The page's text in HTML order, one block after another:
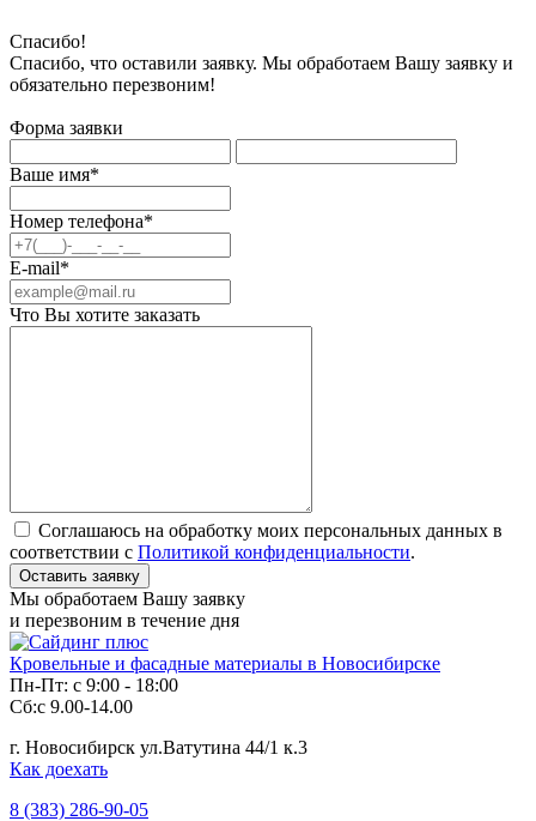
Спасибо!
Спасибо, что оставили заявку. Мы обработаем Вашу заявку и
обязательно перезвоним!
Форма заявки
Ваше имя*
Номер телефона*
E-mail*
Что Вы хотите заказать
Соглашаюсь на обработку моих персональных данных в
соответствии с Политикой конфиденциальности.
Мы обработаем Вашу заявку
и перезвоним в течение дня
Кровельные и фасадные материалы в Новосибирске
Пн-Пт: с 9:00 - 18:00
Сб:с 9.00-14.00
г. Новосибирск ул.Ватутина 44/1 к.3
Как доехать
8 (383) 286-90-05